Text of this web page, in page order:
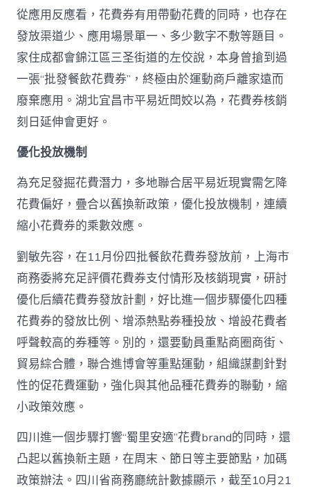
從應用反應看，花費券有用帶動花費的同時，也存在
發放渠道少、應用場景單一、多少數字不敷等題目。
家住成都會錦江區三圣街道的左佼說，本身曾搶到過
一張“批發餐飲花費券”，終極由於運動商戶離家遠而
廢棄應用。湖北宜昌市平易近閆姣以為，花費券核銷
刻日延伸會更好。
優化投放機制
為充足發掘花費潛力，多地聯合居平易近現實需乞降
花費偏好，疊合以舊換新政策，優化投放機制，連續
縮小花費券的乘數效應。
劉敏先容，在11月份四批餐飲花費券發放前，上海市
商務委將充足評價花費券支付情形及核銷現實，研討
優化后續花費券發放計劃，好比進一個步驟優化四種
花費券的發放比例、增添熱點券種投放、增設花費者
呼聲較高的券種等。別的，還要動員重點商圈商街、
貿易綜合體，聯合進博會等重點運動，組織謀劃針對
性的促花費運動，強化與其他品種花費券的聯動，縮
小政策效應。
四川進一個步驟打響“蜀里安適”花費brand的同時，還
凸起以舊換新主題，在周末、節日等主要節點，加碼
政策辦法。四川省商務廳統計數據顯示，截至10月21